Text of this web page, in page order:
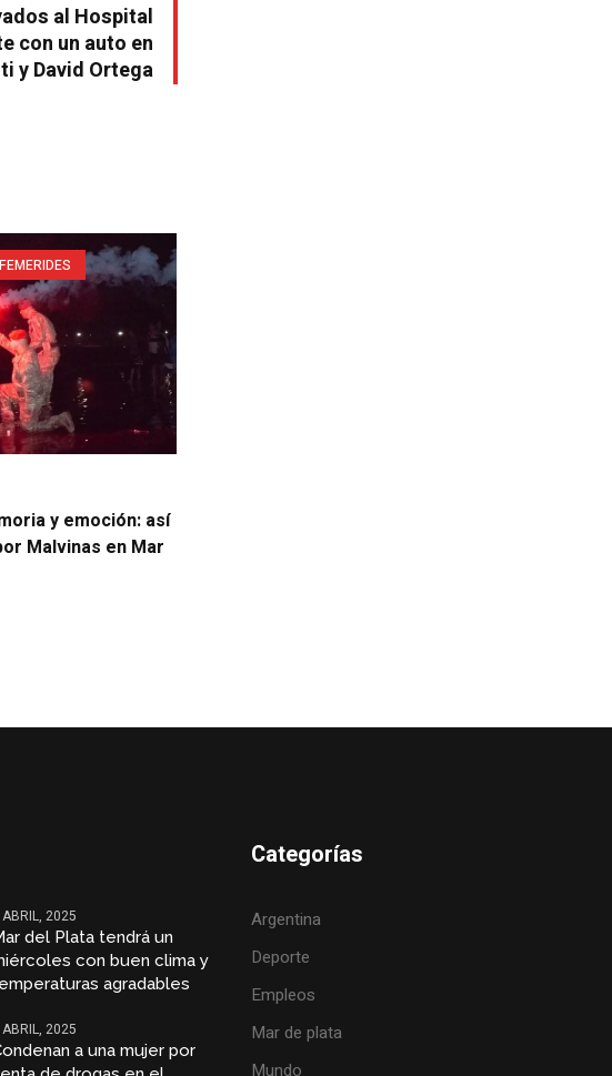
al Hospital
con un auto en
y David Ortega
y emoción: así
Malvinas en Mar
2025
del Plata tendrá un
con buen clima y
agradables
2025
a una mujer por
Categorías
Argentina
Deporte
Empleos
Mar de plata
Mundo